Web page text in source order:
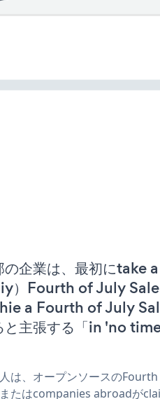
の企業は、最初にtake
）Fourth of July Sale
a Fourth of July
と主張する「in 'no
は、オープンソースの
たはcompanies abroadが